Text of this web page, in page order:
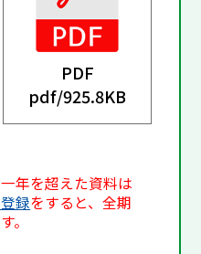
PDF
pdf/925.8KB
年を超えた資料は
録をすると、全期
。